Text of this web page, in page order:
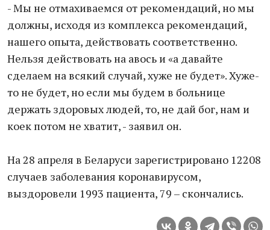
- Мы не отмахиваемся от рекомендаций, но мы
должны, исходя из комплекса рекомендаций,
нашего опыта, действовать соответственно.
Нельзя действовать на авось и «а давайте
сделаем на всякий случай, хуже не будет». Хуже-
то не будет, но если мы будем в больнице
держать здоровых людей, то, не дай бог, нам и
коек потом не хватит, - заявил он.
На 28 апреля в Беларуси зарегистрировано 12208
случаев заболевания коронавирусом,
выздоровели 1993 пациента, 79 – скончались.